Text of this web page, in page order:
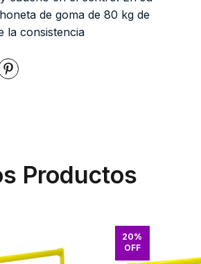
de goma de 80 kg de
la consistencia
Productos
20%
OFF